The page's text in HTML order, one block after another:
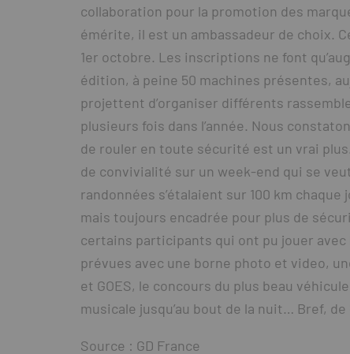
collaboration pour la promotion des
émérite, il est un ambassadeur de choix.
1er octobre. Les inscriptions ne font
édition, à peine 50 machines présentes,
projettent d’organiser différents
plusieurs fois dans l’année. Nous
de rouler en toute sécurité est un vrai
de convivialité sur un week-end qui se
randonnées s’étalaient sur 100 km
mais toujours encadrée pour plus de
certains participants qui ont pu jouer
prévues avec une borne photo et video,
et GOES, le concours du plus beau
musicale jusqu’au bout de la nuit… Bref,
Source : GD France